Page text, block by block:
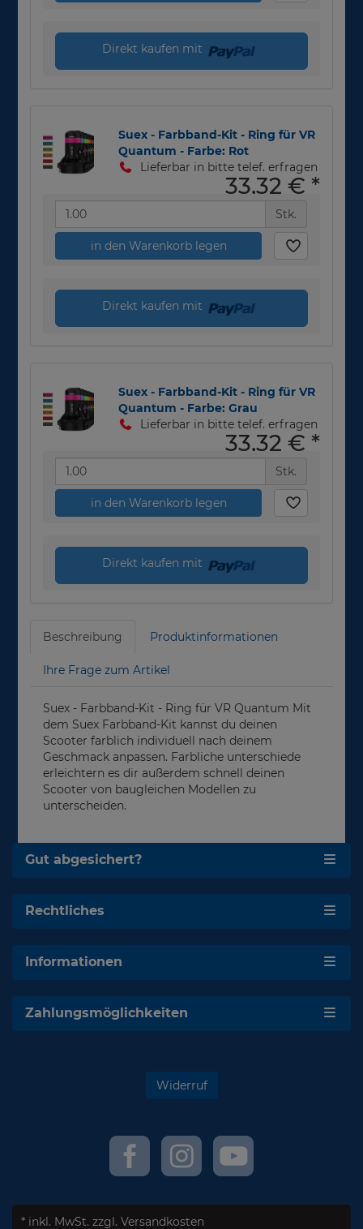
Direkt kaufen mit
Suex - Farbband-Kit - Ring für VR
Quantum - Farbe: Rot
Lieferbar in bitte telef. erfragen
33,32 € *
Stk.
in den Warenkorb legen
Direkt kaufen mit
Suex - Farbband-Kit - Ring für VR
Quantum - Farbe: Grau
Lieferbar in bitte telef. erfragen
33,32 € *
Stk.
in den Warenkorb legen
Direkt kaufen mit
Beschreibung Produktinformationen
Ihre Frage zum Artikel
Suex - Farbband-Kit - Ring für VR Quantum Mit
dem Suex Farbband-Kit kannst du deinen
Scooter farblich individuell nach deinem
Geschmack anpassen. Farbliche unterschiede
erleichtern es dir außerdem schnell deinen
Scooter von baugleichen Modellen zu
unterscheiden.
Gut abgesichert?
Rechtliches
Informationen
Zahlungsmöglichkeiten
Widerruf
* inkl. MwSt. zzgl. Versandkosten